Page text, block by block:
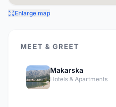
Enlarge map
MEET & GREET
Makarska
Hotels & Apartments